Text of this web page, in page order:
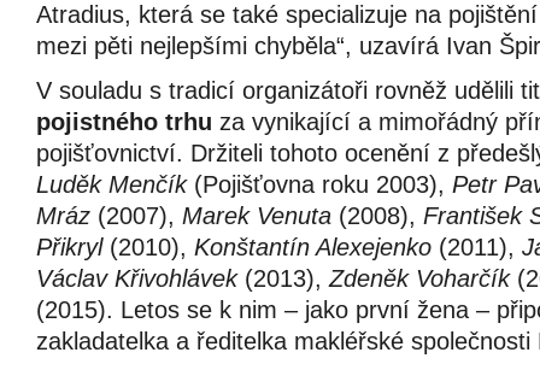
Atradius, která se také specializuje na
mezi pěti nejlepšími chyběla“, uzavírá Ivan
V souladu s tradicí organizátoři rovněž udělili
pojistného trhu za vynikající a mimořádný
pojišťovnictví. Držiteli tohoto ocenění z
Luděk Menčík(Pojišťovna roku 2003), Petr
Mráz (2007), Marek Venuta (2008), František
Přikryl(2010), Konštantín Alexejenko (2011),
Václav Křivohlávek(2013), Zdeněk Voharčík
(2015). Letos se k nim – jako první žena –
zakladatelka a ředitelka makléřské společnosti